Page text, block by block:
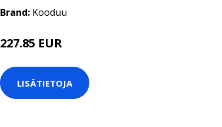
Brand: Kooduu
227.85 EUR
LISÄTIETOJA